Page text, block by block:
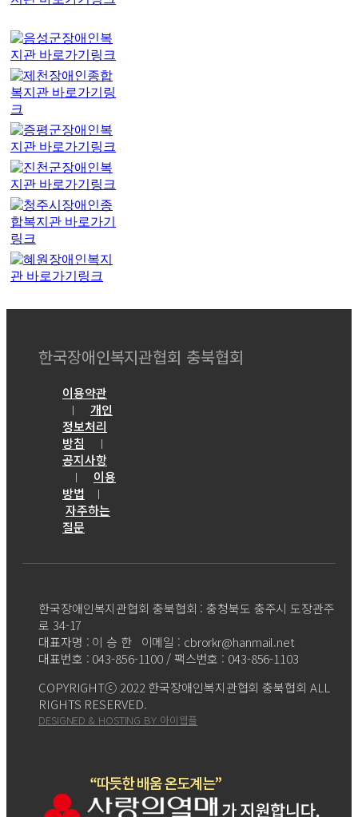
한국장애인복지관협회 충북협회
이용약관
｜
개인
정보처리
방침
｜
공지사항
｜
이용
방법
｜
자주하는
질문
한국장애인복지관협회 충북협회 : 충청북도 충주시 도장관주
로 34-17
대표자명 : 이 승 한 이메일 : cbrorkr@hanmail.net
대표번호 : 043-856-1100 / 팩스번호 : 043-856-1103
COPYRIGHTⓒ 2022 한국장애인복지관협회 충북협회 ALL
RIGHTS RESERVED.
DESIGNED & HOSTING BY 아이웹플